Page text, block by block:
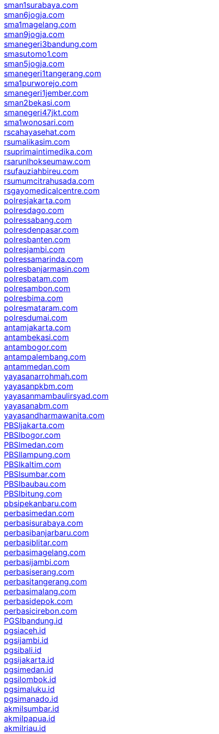
sman1surabaya.com
sman6jogja.com
sma1magelang.com
sman9jogja.com
smanegeri3bandung.com
smasutomo1.com
sman5jogja.com
smanegeri1tangerang.com
sma1purworejo.com
smanegeri1jember.com
sman2bekasi.com
smanegeri47jkt.com
sma1wonosari.com
rscahayasehat.com
rsumalikasim.com
rsuprimaintimedika.com
rsarunlhokseumaw.com
rsufauziahbireu.com
rsumumcitrahusada.com
rsgayomedicalcentre.com
polresjakarta.com
polresdago.com
polressabang.com
polresdenpasar.com
polresbanten.com
polresjambi.com
polressamarinda.com
polresbanjarmasin.com
polresbatam.com
polresambon.com
polresbima.com
polresmataram.com
polresdumai.com
antamjakarta.com
antambekasi.com
antambogor.com
antampalembang.com
antammedan.com
yayasanarrohmah.com
yayasanpkbm.com
yayasanmambaulirsyad.com
yayasanabm.com
yayasandharmawanita.com
PBSIjakarta.com
PBSIbogor.com
PBSImedan.com
PBSIlampung.com
PBSIkaltim.com
PBSIsumbar.com
PBSIbaubau.com
PBSIbitung.com
pbsipekanbaru.com
perbasimedan.com
perbasisurabaya.com
perbasibanjarbaru.com
perbasiblitar.com
perbasimagelang.com
perbasijambi.com
perbasiserang.com
perbasitangerang.com
perbasimalang.com
perbasidepok.com
perbasicirebon.com
PGSIbandung.id
pgsiaceh.id
pgsijambi.id
pgsibali.id
pgsijakarta.id
pgsimedan.id
pgsilombok.id
pgsimaluku.id
pgsimanado.id
akmilsumbar.id
akmilpapua.id
akmilriau.id